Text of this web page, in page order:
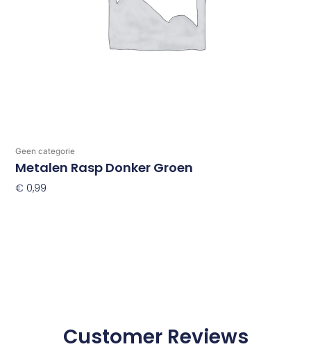
Geen categorie
Metalen Rasp Donker Groen
€ 0,99
Customer Reviews